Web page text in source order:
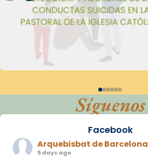
Síguenos
Facebook
Arquebisbat de Barcelona
5 days ago